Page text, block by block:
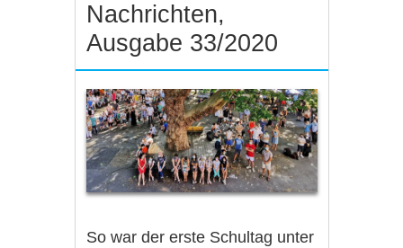
Nachrichten,
Ausgabe 33/2020
So war der erste Schultag unter